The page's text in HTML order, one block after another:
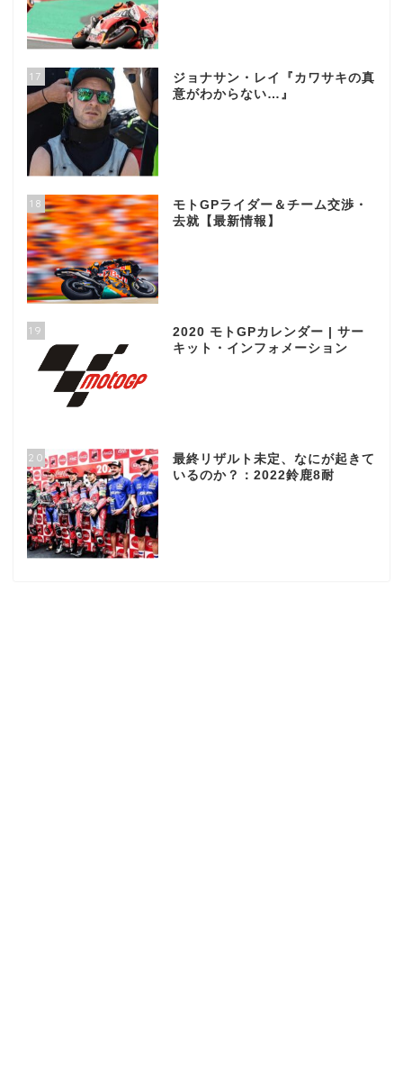
17
ジョナサン・レイ『カワサキの真
意がわからない…』
18
モトGPライダー＆チーム交渉・
去就【最新情報】
19
2020 モトGPカレンダー | サー
キット・インフォメーション
20
最終リザルト未定、なにが起きて
いるのか？：2022鈴鹿8耐